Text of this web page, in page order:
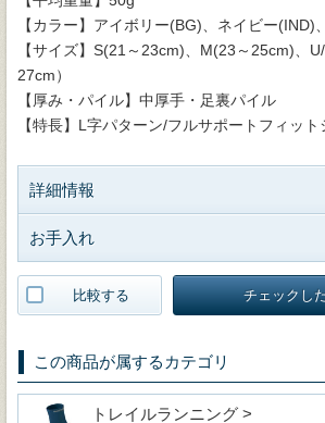
【カラー】アイボリー(BG)、ネイビー(IND)
【サイズ】S(21～23cm)、M(23～25cm)、
27cm）
【厚み・パイル】中厚手・足裏パイル
【特長】L字パターン/フルサポートフィッ
詳細情報
お手入れ
比較する チェックし
この商品が属するカテゴリ
トレイルランニング >